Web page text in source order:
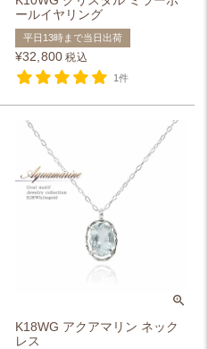
ールイヤリング
平日13時まで当日出荷
¥32,800 税込
1件
K18WG アクアマリン ネック
レス